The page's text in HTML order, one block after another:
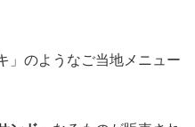
」のようなご当地メニュー